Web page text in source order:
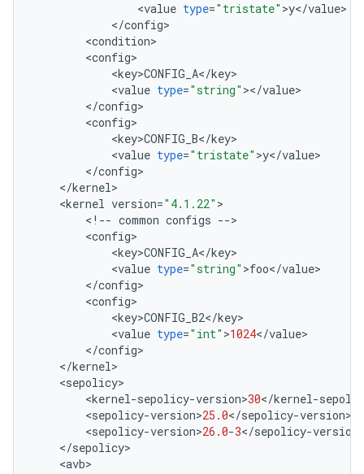
<value type="tristate" >y</value>
</config>
<condition>
<config>
<key>CONFIG_A</key>
<value type="string" ></value>
</config>
<config>
<key>CONFIG_B</key>
<value type="tristate" >y</value>
</config>
</kernel>
<kernel version="4.1.22" >
< ! -- common configs -->
<config>
<key>CONFIG_A</key>
<value type="string" >foo</value>
</config>
<config>
<key>CONFIG_B2</key>
<value type="int" >1024</value>
</config>
</kernel>
<sepolicy>
<kernel-sepolicy-version>30</kernel-
<sepolicy-version>25.0</sepolicy-version>
<sepolicy-version>26.0-3</sepolicy-version
</sepolicy>
<avb>